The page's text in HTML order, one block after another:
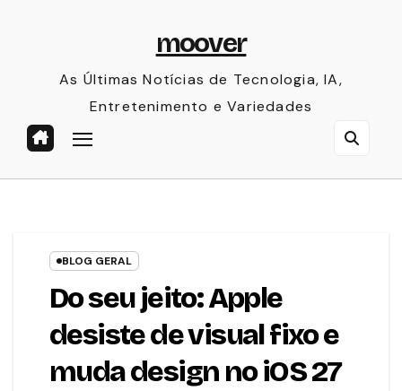
moover
As Últimas Notícias de Tecnologia, IA,
Entretenimento e Variedades
BLOG GERAL
Do seu jeito: Apple
desiste de visual fixo e
muda design no iOS 27